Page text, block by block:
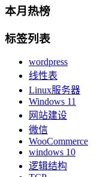
本月热榜
标签列表
wordpress
线性表
Linux服务器
Windows 11
网站建设
微信
WooCommerce
windows 10
逻辑结构